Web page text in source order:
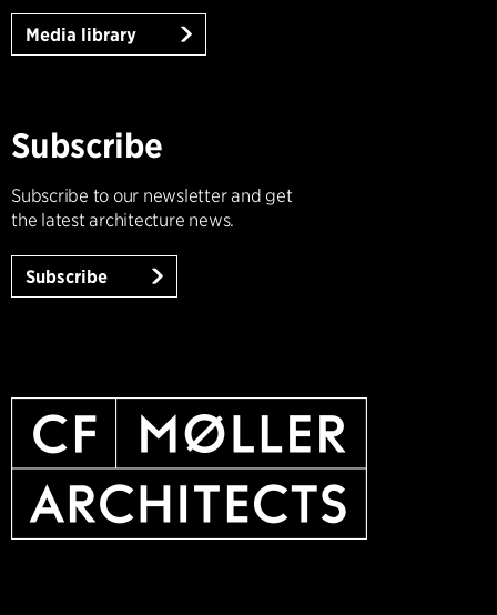
Media library
Subscribe
Subscribe to our newsletter and get
the latest architecture news.
Subscribe